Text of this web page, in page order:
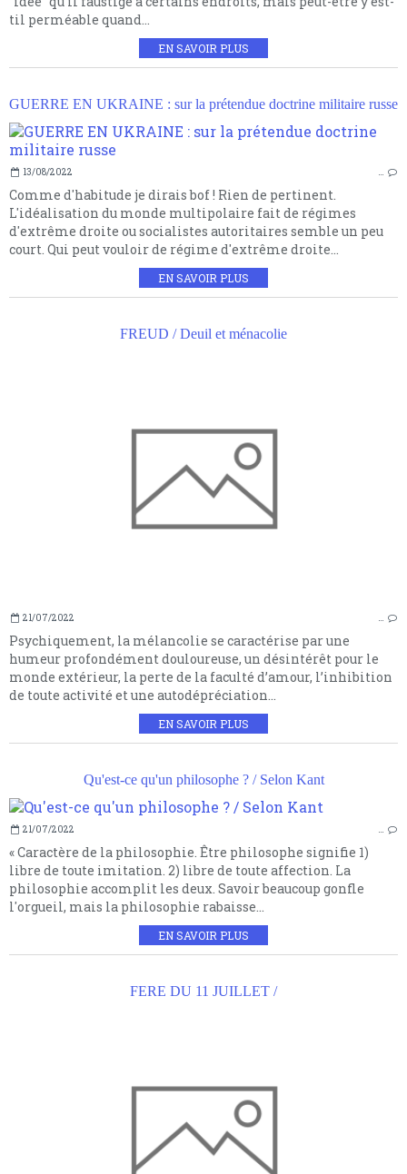
til perméable quand...
EN SAVOIR PLUS
GUERRE EN UKRAINE : sur la prétendue doctrine militaire russe
13/08/2022 …
Comme d'habitude je dirais bof ! Rien de pertinent.
L'idéalisation du monde multipolaire fait de régimes
d'extrême droite ou socialistes autoritaires semble un peu
court. Qui peut vouloir de régime d'extrême droite...
EN SAVOIR PLUS
FREUD / Deuil et ménacolie
21/07/2022 …
Psychiquement, la mélancolie se caractérise par une
humeur profondément douloureuse, un désintérêt pour le
monde extérieur, la perte de la faculté d’amour, l’inhibition
de toute activité et une autodépréciation...
EN SAVOIR PLUS
Qu'est-ce qu'un philosophe ? / Selon Kant
21/07/2022 …
« Caractère de la philosophie. Être philosophe signifie 1)
libre de toute imitation. 2) libre de toute affection. La
philosophie accomplit les deux. Savoir beaucoup gonfle
l'orgueil, mais la philosophie rabaisse...
EN SAVOIR PLUS
FERE DU 11 JUILLET /